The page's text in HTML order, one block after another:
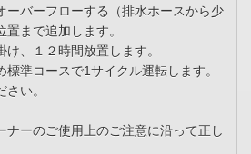
ーバーフローする（排水ホースから少
まで追加します。
、１２時間放置します。
標準コースで1サイクル運転します。
い。
ナーのご使用上のご注意に沿って正し